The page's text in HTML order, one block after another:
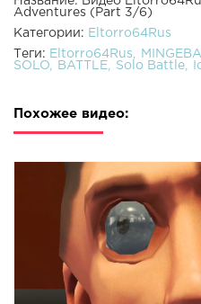
Adventures (Part 3/6)
Категории: Eltorro64Rus
Теги: Eltorro64Rus
SOLO
BATTLE Solo Battle
Похожее видео: